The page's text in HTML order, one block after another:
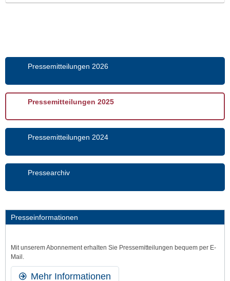
Pressemitteilungen 2026
Pressemitteilungen 2025
Pressemitteilungen 2024
Pressearchiv
Presseinformationen
Mit unserem Abonnement erhalten Sie Presse­mitteilungen bequem per E-
Mail.
Mehr Informationen